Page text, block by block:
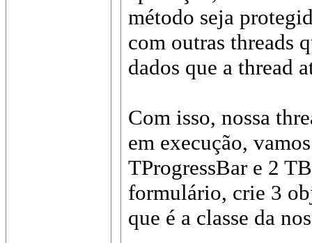
método seja
com outras threads
dados que a thread
Com isso, nossa
em execução,
TProgressBar e 2
formulário, crie 3
que é a classe da